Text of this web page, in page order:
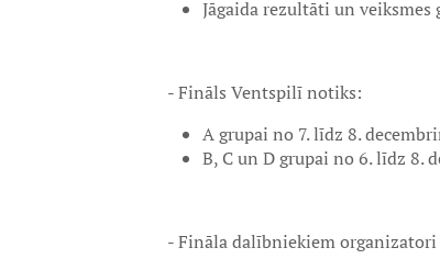
Jāgaida rezultāti un
- Fināls Ventspilī notiks:
A grupai no 7. līdz 8.
B, C un D grupai no 6. līdz 8.
- Fināla dalībniekiem